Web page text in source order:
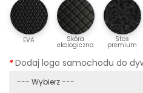
EVA Skóra
ekologiczna
Stos
premium
Dodaj logo samochodu do